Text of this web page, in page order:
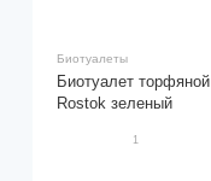
Биотуалеты
Биотуалет торфяной
Rostok зеленый
1